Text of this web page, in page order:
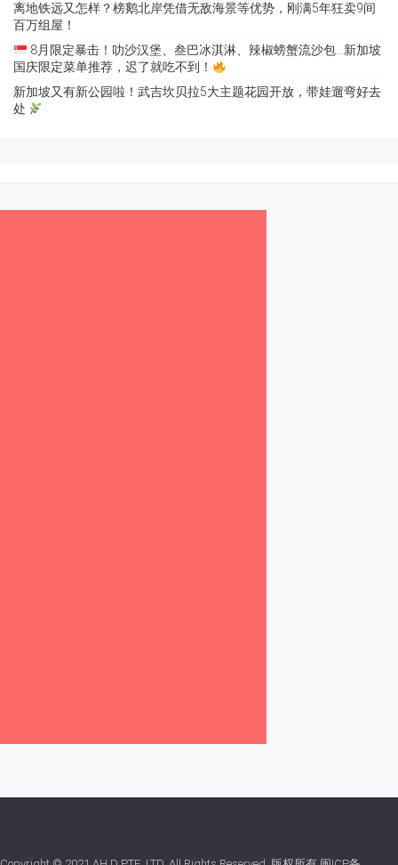
离地铁远又怎样？榜鹅北岸凭借无敌海景等优势，刚满5年狂卖9间
百万组屋！
8月限定暴击！叻沙汉堡、叁巴冰淇淋、辣椒螃蟹流沙包…新加坡
国庆限定菜单推荐，迟了就吃不到！
新加坡又有新公园啦！武吉坎贝拉5大主题花园开放，带娃遛弯好去
处